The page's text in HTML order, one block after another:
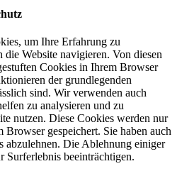
um Ihre Erfahrung zu
die Website navigieren. Von diesen
Cookies in Ihrem Browser
der grundlegenden
sind. Wir verwenden auch
zu analysieren und zu
nutzen. Diese Cookies werden nur
gespeichert. Sie haben auch
abzulehnen. Die Ablehnung einiger
Surferlebnis beeinträchtigen.